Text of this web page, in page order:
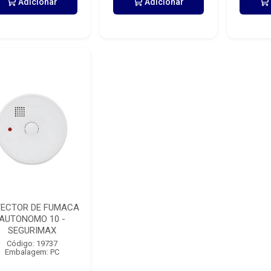
DE FUMACA
10 -
SEGURIMAX
Código: 19737
Embalagem: PC